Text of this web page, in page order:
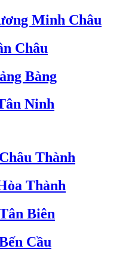
Minh Châu
Châu
Bàng
Ninh
Thành
Thành
Biên
Cầu